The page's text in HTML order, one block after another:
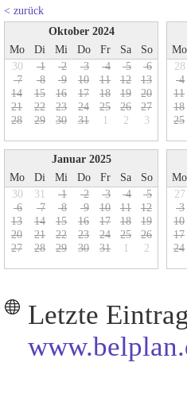
< zurück
Oktober 2024
Mo
Di Mi Do Fr Sa
So
30
1 2 3 4 5
6
7
8 9 10 11 12 13
14 15 16 17 18 19 20
21 22 23 24 25 26 27
28 29 30 31 1 2 3
Mo
28
4
11
18
25
Januar 2025
Mo
Di Mi Do Fr Sa
So
30
31 1 2 3 4
5
6
7 8 9 10 11 12
13 14 15 16 17 18 19
20 21 22 23 24 25 26
27 28 29 30 31 1 2
Mo
27
3
10
17
24
Letzte